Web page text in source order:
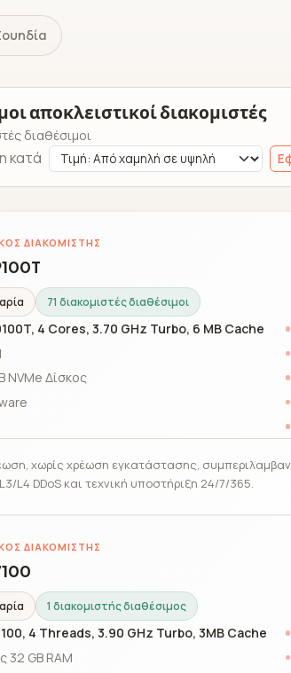
αποκλειστικοί διακομιστές
διαθέσιμοι
κατά
ΔΙΑΚΟΜΙΣΤΉΣ
71 διακομιστές διαθέσιμοι
4 Cores, 3.70 GHz Turbo, 6 MB Cache
NVMe Δίσκος
χωρίς χρέωση εγκατάστασης,
L4 DDoS και τεχνική υποστήριξη 24/7/365.
ΔΙΑΚΟΜΙΣΤΉΣ
1 διακομιστής διαθέσιμος
4 Threads, 3.90 GHz Turbo, 3MB Cache
32 GB RAM